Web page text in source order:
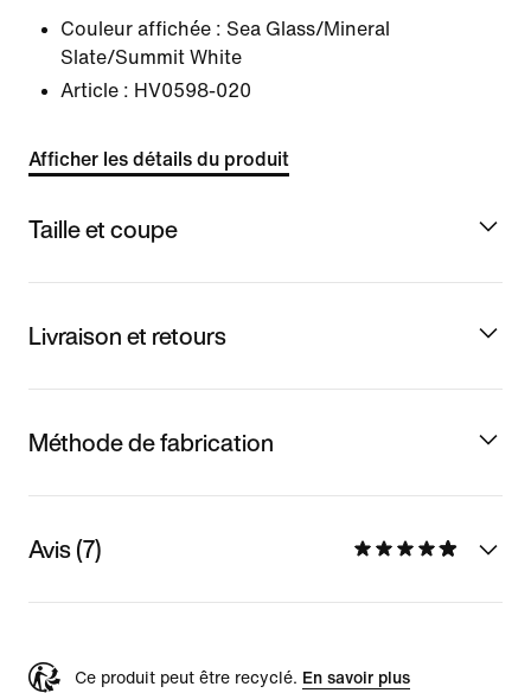
Couleur affichée : Sea Glass/Mineral
Slate/Summit White
Article : HV0598-020
Afficher les détails du produit
Taille et coupe
Livraison et retours
Méthode de fabrication
Avis (7)
Ce produit peut être recyclé. En savoir plus